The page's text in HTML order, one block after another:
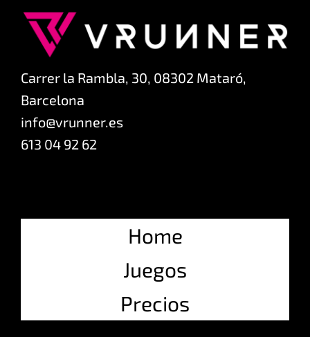
Carrer la Rambla, 30, 08302 Mataró,
Barcelona
info@vrunner.es
613 04 92 62
Home
Juegos
Precios